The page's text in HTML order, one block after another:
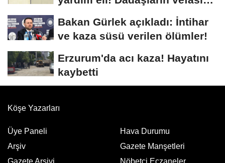
Bakan Gürlek açıkladı: İntihar
ve kaza süsü verilen ölümler!
Erzurum'da acı kaza! Hayatını
kaybetti
Köşe Yazarları
Üye Paneli
Arşiv
Gazete Arşivi
Hava Durumu
Gazete Manşetleri
Nöbetci Eczaneler